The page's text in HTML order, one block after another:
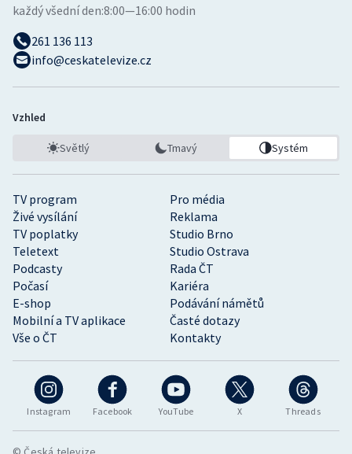
Instagram Facebook YouTube X Threads
TV program
Pro média
Živé vysílání
Reklama
TV poplatky
Studio Brno
Teletext
Studio Ostrava
Podcasty
Rada ČT
Počasí
Kariéra
E-shop
Podávání námětů
Mobilní a TV aplikace
Časté dotazy
Vše o ČT
Kontakty
každý všední den:8:00—16:00 hodin
261 136 113
info@ceskatelevize.cz
Vzhled
Světlý Tmavý Systém